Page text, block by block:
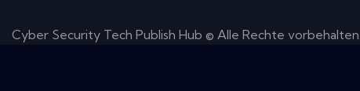
Cyber ​​Security Tech Publish Hub © Alle Rechte vorbehalten.